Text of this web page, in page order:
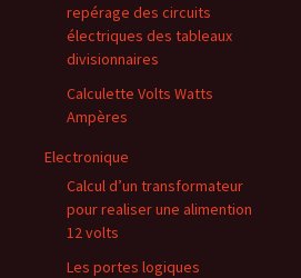
repérage des circuits
électriques des tableaux
divisionnaires
Calculette Volts Watts
Ampères
Electronique
Calcul d’un transformateur
pour realiser une alimention
12 volts
Les portes logiques